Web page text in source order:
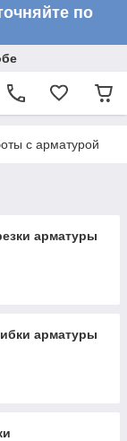
по
с арматурой
арматуры
арматуры